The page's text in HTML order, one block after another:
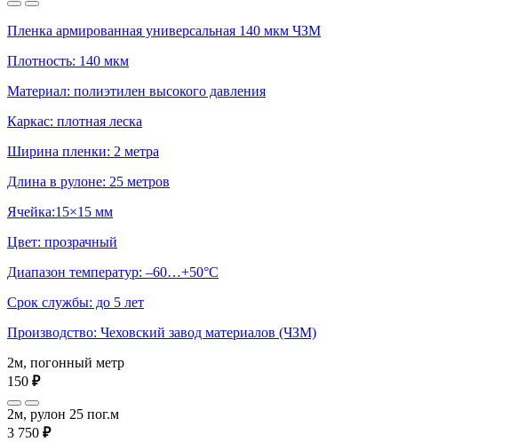
Пленка армированная универсальная 140 мкм ЧЗМ
Плотность: 140 мкм
Материал: полиэтилен высокого давления
Каркас: плотная леска
Ширина пленки: 2 метра
Длина в рулоне: 25 метров
Ячейка:15×15 мм
Цвет: прозрачный
Диапазон температур: –60…+50°С
Срок службы: до 5 лет
Производство: Чеховский завод материалов (ЧЗМ)
2м, погонный метр
150 ₽
2м, рулон 25 пог.м
3 750 ₽